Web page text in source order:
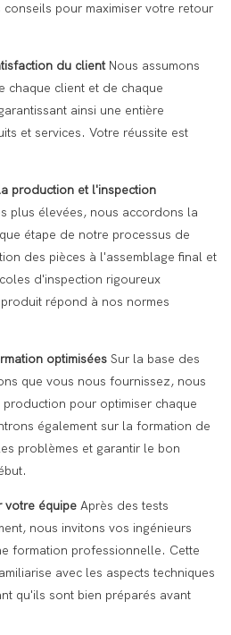
pour maximiser votre retour
du client Nous assumons
chaque client et de chaque
ainsi une entière
et services. Votre réussite est
production et l'inspection
plus élevées, nous accordons la
étape de notre processus de
des pièces à l'assemblage final et
d'inspection rigoureux
répond à nos normes
optimisées Sur la base des
que vous nous fournissez, nous
pour optimiser chaque
également sur la formation de
problèmes et garantir le bon
votre équipe Après des tests
nous invitons vos ingénieurs
formation professionnelle. Cette
avec les aspects techniques
qu'ils sont bien préparés avant